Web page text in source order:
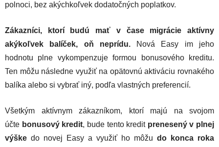
polnoci, bez akýchkoľvek dodatočných poplatkov.
Zákazníci, ktorí budú mať v čase migrácie aktívny
akýkoľvek balíček, oň neprídu.
Nová Easy im jeho
hodnotu plne vykompenzuje formou bonusového kreditu.
Ten môžu následne využiť na opätovnú aktiváciu rovnakého
balíka alebo si vybrať iný, podľa vlastných preferencií.
Všetkým aktívnym zákazníkom, ktorí majú na svojom
účte bonusový kredit, bude tento kredit prenesený v plnej
výške do novej Easy a využiť ho môžu do konca roka